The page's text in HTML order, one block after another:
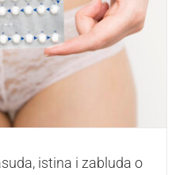
istina i zabluda o piluli
Saveti
istina i zabluda o